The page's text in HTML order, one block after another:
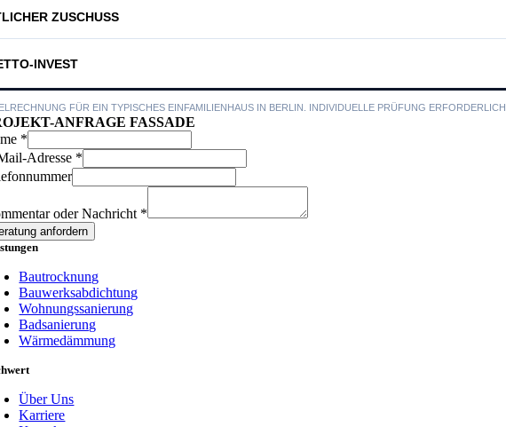
ZUSCHUSS
INVEST
FÜR EIN TYPISCHES EINFAMILIENHAUS IN BERLIN. INDIVIDUELLE PRÜFUNG ERFORDERLICH.
ANFRAGE FASSADE
*
Adresse *
oder Nachricht *
anfordern
Bautrocknung
Bauwerksabdichtung
Wohnungssanierung
Badsanierung
Wärmedämmung
Über Uns
Karriere